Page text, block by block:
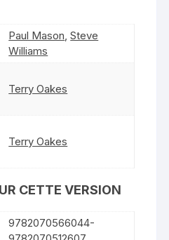
Paul Mason ,Steve
Williams
Terry Oakes
Terry Oakes
CETTE VERSION
9782070566044-